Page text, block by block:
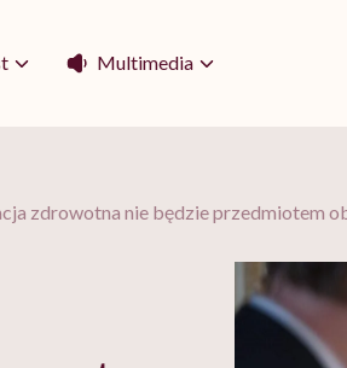
Multimedia
zdrowotna nie będzie przedmiotem